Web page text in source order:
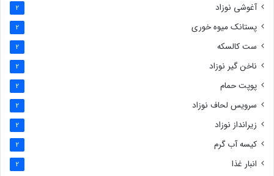
آغوشی نوزاد 2
پستانک میوه خوری 2
ست کالسکه 2
ناخن گیر نوزاد 2
پوپت حمام 2
سرویس لحاف نوزاد 2
زیرانداز نوزاد 2
کیسه آب گرم 2
انبار غذا 2